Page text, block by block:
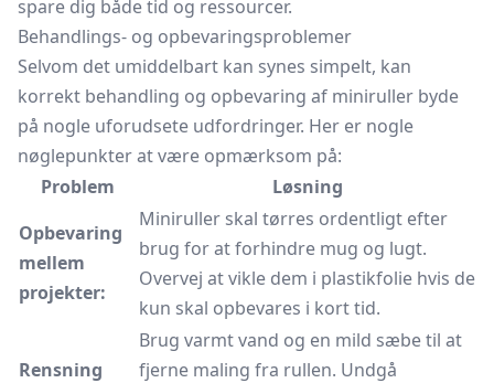
spare dig både tid og ressourcer.
Behandlings- og opbevaringsproblemer
Selvom det umiddelbart kan synes simpelt, kan
korrekt behandling og opbevaring af miniruller byde
på nogle uforudsete udfordringer. Her er nogle
nøglepunkter at være opmærksom på:
Problem
Løsning
Opbevaring
mellem
projekter:
Miniruller skal tørres ordentligt efter
brug for at forhindre mug og lugt.
Overvej at vikle dem i plastikfolie hvis de
kun skal opbevares i kort tid.
Rensning
Brug varmt vand og en mild sæbe til at
fjerne maling fra rullen. Undgå